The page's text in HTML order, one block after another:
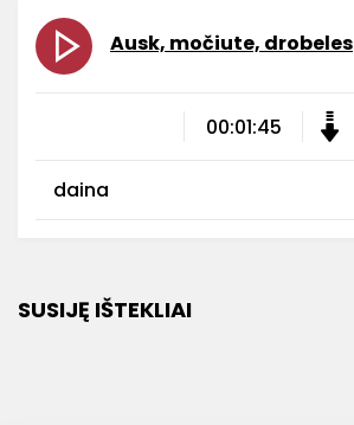
Ausk, močiute, drobeles
00:01:45
daina
SUSIJĘ IŠTEKLIAI